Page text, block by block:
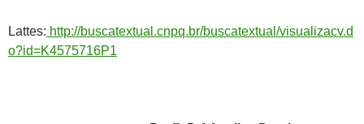
Lattes: http://buscatextual.cnpq.br/buscatextual/visualizacv.d
o?id=K4575716P1